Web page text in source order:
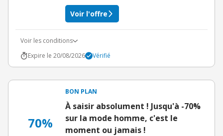
Voir l'offre
Voir les conditions
Expire le 20/08/2026
Vérifié
70%
BON PLAN
À saisir absolument ! Jusqu'à -70%
sur la mode homme, c'est le
moment ou jamais !